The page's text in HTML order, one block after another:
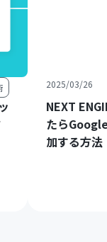
2025/03/26
NEXT
たら
加する方法